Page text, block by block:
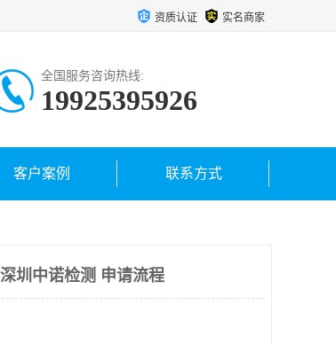
资质认证 实名商家
全国服务咨询热线:
19925395926
客户案例 联系方式
圳中诺检测 申请流程